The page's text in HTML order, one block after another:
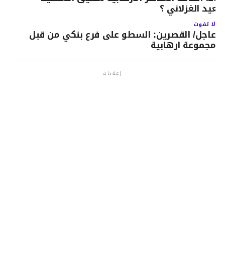
الغزلاني ؟
لا تفوت
عاجل/ القصرين: السطو على فرع بنكي من قبل
مجموعة ارهابية
إعلانات